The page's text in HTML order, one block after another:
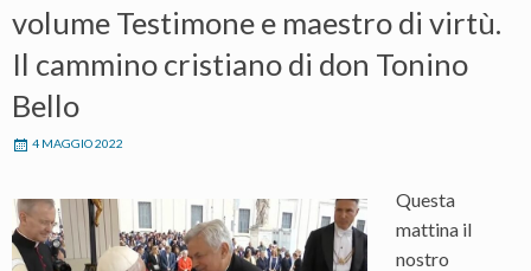
volume Testimone e maestro di virtù.
Il cammino cristiano di don Tonino
Bello
4 MAGGIO 2022
Questa
mattina il
nostro